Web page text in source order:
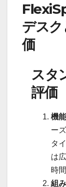
デス
価
スタ
評価
機
ー
タ
は
時
組